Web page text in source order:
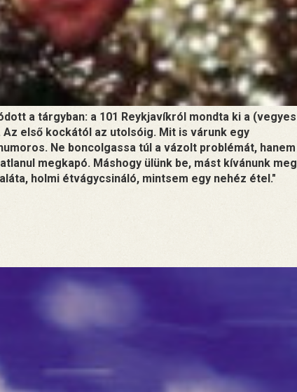
a tárgyban: a 101 Reykjavíkról mondta ki a (vegyes
első kockától az utolsóig. Mit is várunk egy
Ne boncolgassa túl a vázolt problémát, hanem
megkapó. Máshogy ülünk be, mást kívánunk meg
holmi étvágycsináló, mintsem egy nehéz étel."